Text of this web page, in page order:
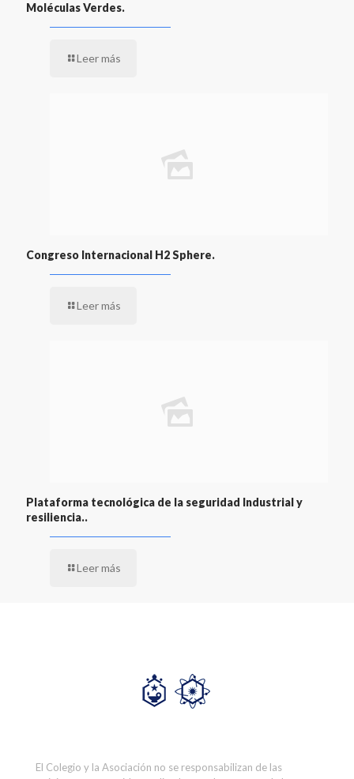
Moléculas Verdes.
Leer más
Congreso Internacional H2 Sphere.
Leer más
Plataforma tecnológica de la seguridad Industrial y
resiliencia..
Leer más
El Colegio y la Asociación no se responsabilizan de las